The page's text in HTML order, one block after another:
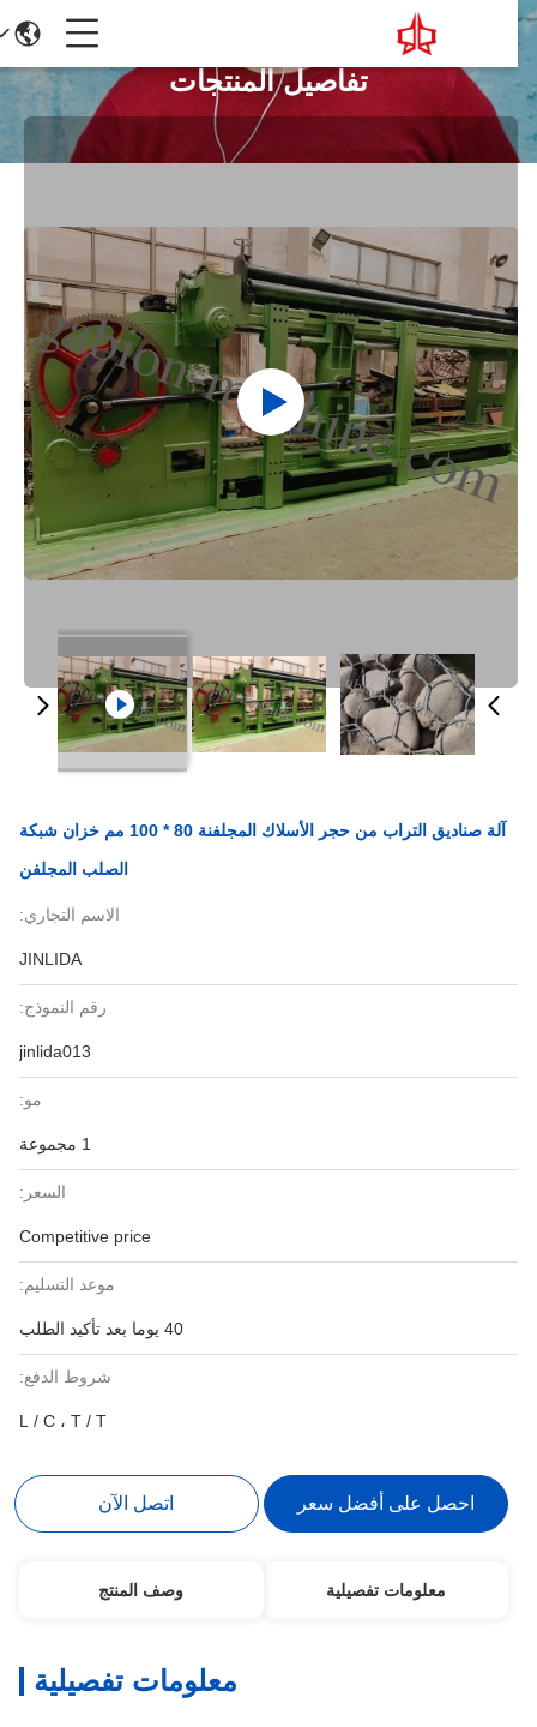
تفاصيل المنتجات
آلة صناديق التراب من حجر الأسلاك المجلفنة 80 * 100 مم خزان شبكة
الصلب المجلفن
الاسم التجاري:
JINLIDA
رقم النموذج:
jinlida013
مو:
السعر:
Competitive price
موعد التسليم:
40 يوما بعد تأكيد الطلب
شروط الدفع:
L / C ، T / T
احصل على أفضل سعر اتصل الآن
معلومات تفصيلية وصف المنتج
معلومات تفصيلية